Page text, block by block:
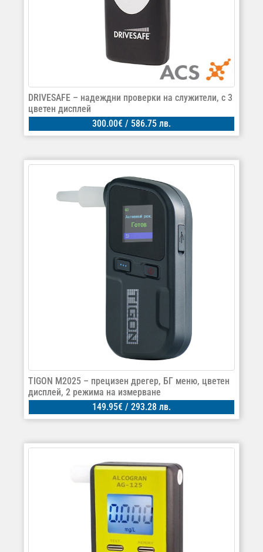
DRIVESAFE – надеждни проверки на служители, с 3
цветен дисплей
300.00€ / 586.75 лв.
TIGON M2025 – прецизен дрегер, БГ меню, цветен
дисплей, 2 режима на измерване
149.95€ / 293.28 лв.